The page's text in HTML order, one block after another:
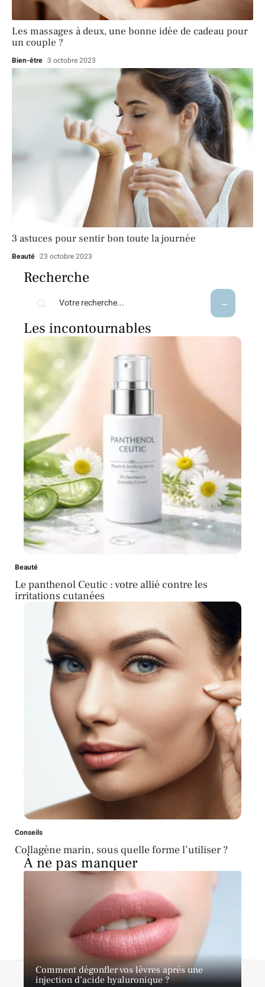
Les massages à deux, une bonne idée de cadeau pour
un couple ?
Bien-être 3 octobre 2023
3 astuces pour sentir bon toute la journée
Beauté 23 octobre 2023
Recherche
Les incontournables
Beauté
Le panthenol Ceutic : votre allié contre les
irritations cutanées
Conseils
Collagène marin, sous quelle forme l’utiliser ?
À ne pas manquer
Comment dégonfler vos lèvres après une
injection d’acide hyaluronique ?
A propos Contact Proposer un article
Mentions légales